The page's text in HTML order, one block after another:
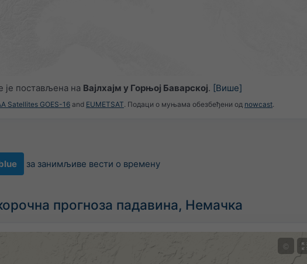
је постављена на Вајлхајм у Горњој Баварској. [Више]
Satellites GOES-16 and EUMETSAT. Подаци о муњама обезбеђени од nowcast.
за занимљиве вести о времену
прогноза падавина, Немачка
©